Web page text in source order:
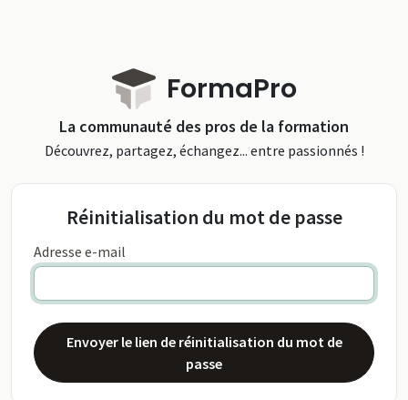
FormaPro
La communauté des pros de la formation
Découvrez, partagez, échangez... entre passionnés !
Réinitialisation du mot de passe
Adresse e-mail
Envoyer le lien de réinitialisation du mot de
passe